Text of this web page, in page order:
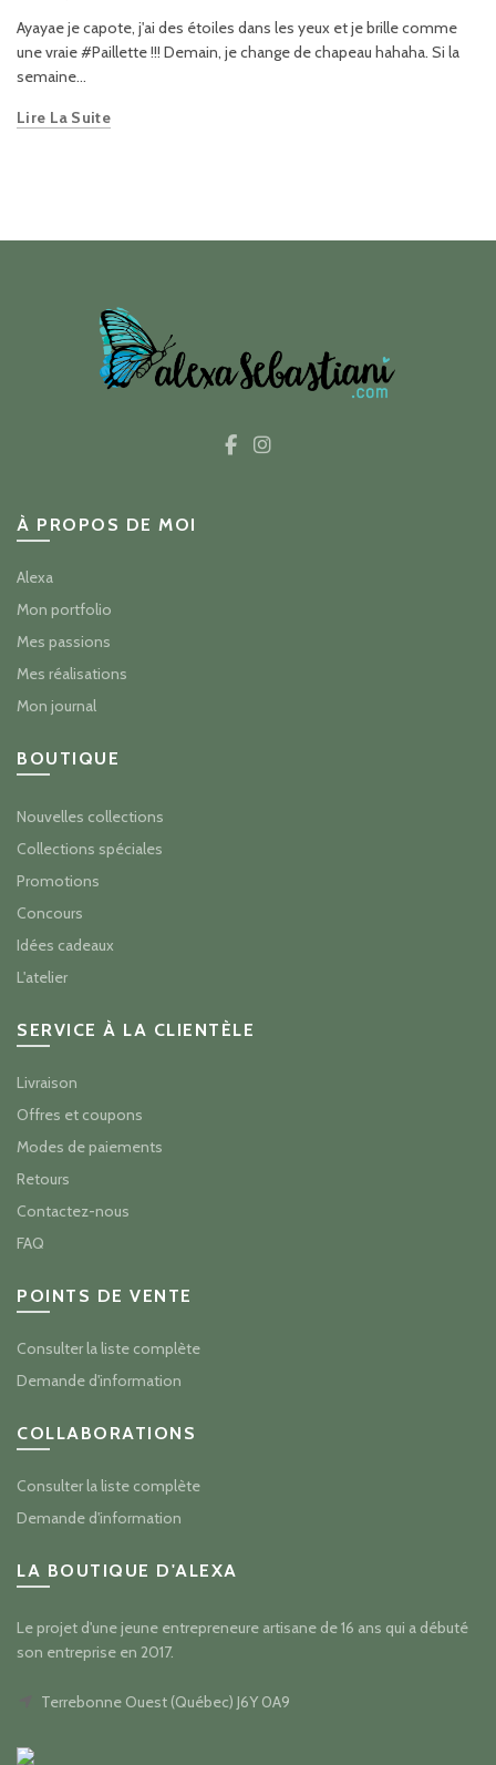
Ayayae je capote, j'ai des étoiles dans les yeux et je brille comme
une vraie #Paillette !!! Demain, je change de chapeau hahaha. Si la
semaine...
Lire La Suite
À PROPOS DE MOI
Alexa
Mon portfolio
Mes passions
Mes réalisations
Mon journal
BOUTIQUE
Nouvelles collections
Collections spéciales
Promotions
Concours
Idées cadeaux
L'atelier
SERVICE À LA CLIENTÈLE
Livraison
Offres et coupons
Modes de paiements
Retours
Contactez-nous
FAQ
POINTS DE VENTE
Consulter la liste complète
Demande d'information
COLLABORATIONS
Consulter la liste complète
Demande d'information
LA BOUTIQUE D'ALEXA
Le projet d'une jeune entrepreneure artisane de 16 ans qui a débuté
son entreprise en 2017.
Terrebonne Ouest (Québec) J6Y 0A9